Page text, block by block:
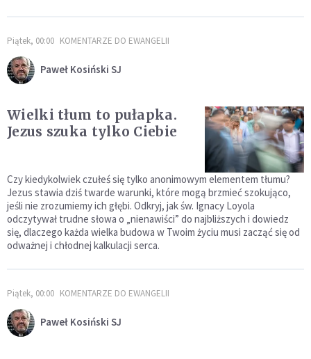
Piątek, 00:00 KOMENTARZE DO EWANGELII
Paweł Kosiński SJ
Wielki tłum to pułapka.
Jezus szuka tylko Ciebie
Czy kiedykolwiek czułeś się tylko anonimowym elementem tłumu?
Jezus stawia dziś twarde warunki, które mogą brzmieć szokująco,
jeśli nie zrozumiemy ich głębi. Odkryj, jak św. Ignacy Loyola
odczytywał trudne słowa o „nienawiści” do najbliższych i dowiedz
się, dlaczego każda wielka budowa w Twoim życiu musi zacząć się od
odważnej i chłodnej kalkulacji serca.
Piątek, 00:00 KOMENTARZE DO EWANGELII
Paweł Kosiński SJ